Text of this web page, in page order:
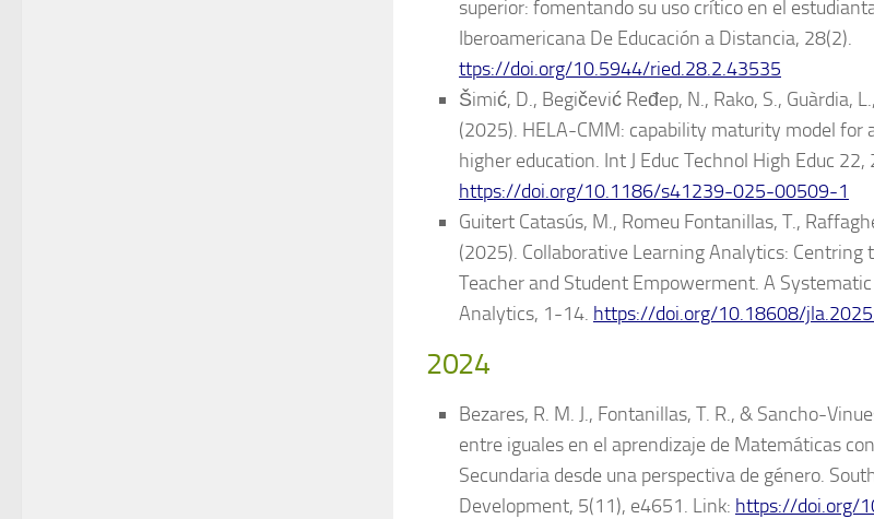
superior: fomentando su uso crítico en el
Iberoamericana De Educación a Distancia, 28(2).
ttps://doi.org/10.5944/ried.28.2.43535
Šimić, D., Begičević Ređep, N., Rako, S., Guàrdia,
(2025). HELA-CMM: capability maturity model for
higher education. Int J Educ Technol High Educ 22,
https://doi.org/10.1186/s41239-025-00509-1
Guitert Catasús, M., Romeu Fontanillas, T.,
(2025). Collaborative Learning Analytics: Centring
Teacher and Student Empowerment. A
Analytics, 1-14. https://doi.org/10.18608/
2024
Bezares, R. M. J., Fontanillas, T. R., & Sancho-
entre iguales en el aprendizaje de Matemáticas
Secundaria desde una perspectiva de género.
Development, 5(11), e4651. Link: https://doi.org/